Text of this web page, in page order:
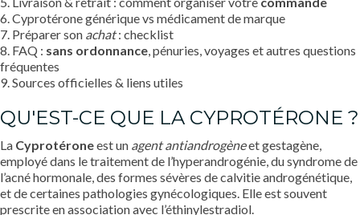
6. Cyprotérone générique vs médicament de marque
7. Préparer son achat: checklist
8. FAQ : sans ordonnance, pénuries, voyages et autres questions
fréquentes
9. Sources officielles & liens utiles
QU'EST-CE QUE LA CYPROTÉRONE ?
La Cyprotéroneest un agent antiandrogèneet gestagène,
employé dans le traitement de l’hyperandrogénie, du syndrome de
l’acné hormonale, des formes sévères de calvitie androgénétique,
et de certaines pathologies gynécologiques. Elle est souvent
prescrite en association avec l’éthinylestradiol.